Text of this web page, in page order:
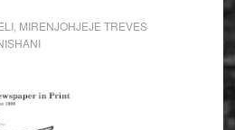
, MIRENJOHJEJE TREVES